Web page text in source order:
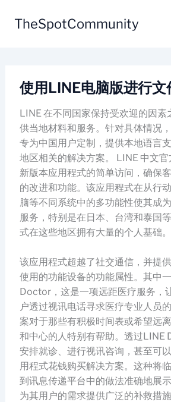
TheSpotCommunity
使用LINE电脑版进行文
LINE 在不同国家保持受欢迎的因素
供当地材料和服务。针对具体情况
专为中国用户定制，提供本地语言
地区相关的解决方案。 LINE 中文
新版本应用程式的简单访问，确保
的改进和功能。该应用程式在从行
脑等不同系统中的多功能性使其成
服务，特别是在日本、台湾和泰国
式在这些地区拥有大量的个人基础。
该应用程式超越了社交通信，并提
使用的功能设备的功能属性。其中
Doctor，这是一项远距医疗服务，
户透过视讯电话寻求医疗专业人员
案对于那些有积极时间表或希望远
和中心的人特别有帮助。透过LINE
安排就诊、进行视讯咨询，甚至可
用程式花钱购买解决方案。这种将
到讯息传递平台中的做法准确地展
为其用户的需求提供广泛的补救措施